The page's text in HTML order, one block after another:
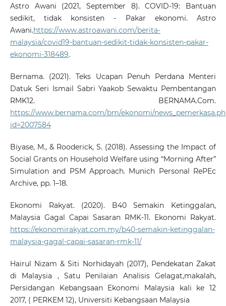
Astro Awani (2021, September 8). COVID-19: Bantuan
sedikit, tidak konsisten - Pakar ekonomi. Astro
Awani.https://www.astroawani.com/berita-
malaysia/covid19-bantuan-sedikit-tidak-konsisten-pakar-
ekonomi-318489.
Bernama. (2021). Teks Ucapan Penuh Perdana Menteri
Datuk Seri Ismail Sabri Yaakob Sewaktu Pembentangan
RMK12. BERNAMA.Com.
https://www.bernama.com/bm/ekonomi/
id=2007584
Biyase, M., & Rooderick, S. (2018). Assessing the Impact of
Social Grants on Household Welfare using “Morning After”
Simulation and PSM Approach. Munich Personal RePEc
Archive, pp. 1–18.
Ekonomi Rakyat. (2020). B40 Semakin Ketinggalan,
Malaysia Gagal Capai Sasaran RMK-11. Ekonomi Rakyat.
https://ekonomirakyat.com.my/b40-semakin-ketinggalan-
malaysia-gagal-capai-sasaran-rmk-11/
Hairul Nizam & Siti Norhidayah (2017), Pendekatan Zakat
di Malaysia , Satu Penilaian Analisis Gelagat,makalah,
Persidangan Kebangsaan Ekonomi Malaysia kali ke 12
2017, ( PERKEM 12), Universiti Kebangsaan Malaysia